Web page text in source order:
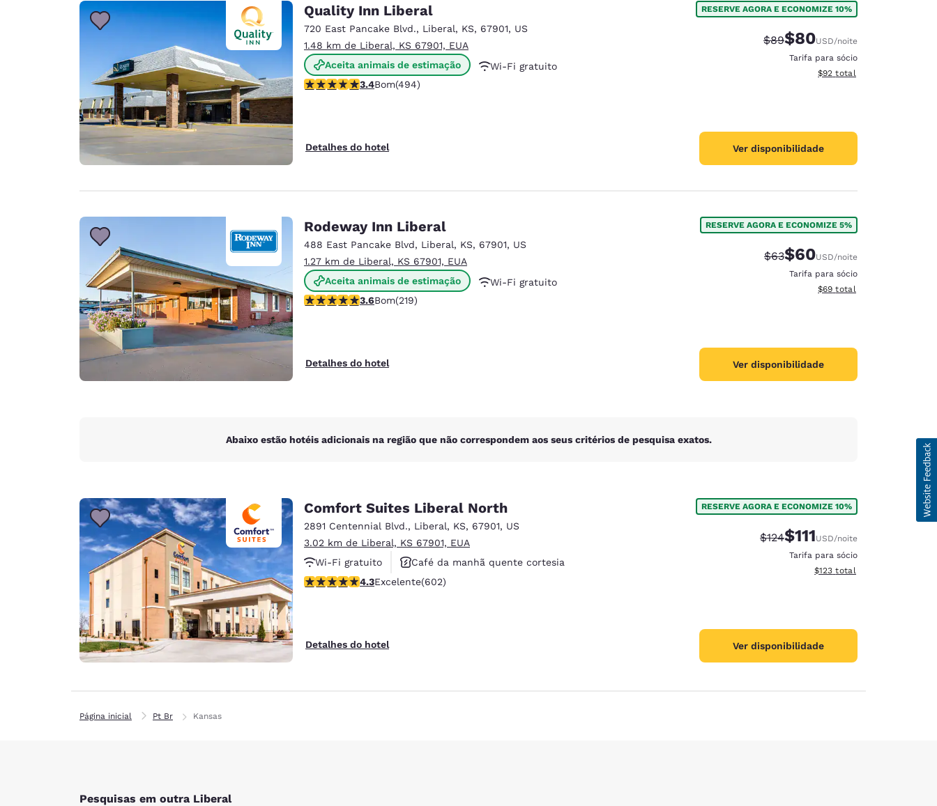
Español
Europa
Deutschland
Deutsch
Germany
Spain
English
Ásia-Pacífico
Australia India
English
Quality Inn Liberal
720 East Pancake Blvd., Liberal, KS, 67901, US
1.48 km de Liberal, KS 67901, EUA
Aceita animais de estimação
Wi-Fi gratuito
Café da manhã quente cortesia
classificação 3.42 estrelas. Bom. 494 avaliações
3.4Bom(494)
Detalhes do hotel
RESERVE AGORA E ECONOMIZE 10%
Tarifa anterior “tachada”:
$89Tarifa com desconto:
$80USD/noite
Tarifa para sócio
Exibir detalhes do total
$92 total
Ver disponibilidade
Rodeway Inn Liberal
488 East Pancake Blvd, Liberal, KS, 67901, US
1.27 km de Liberal, KS 67901, EUA
Aceita animais de estimação
Wi-Fi gratuito
Café da manhã continental cortesia
classificação 3.63 estrelas. Bom. 219 avaliações
3.6Bom(219)
Detalhes do hotel
RESERVE AGORA E ECONOMIZE 5%
Tarifa anterior “tachada”:
$63Tarifa com desconto:
$60USD/noite
Tarifa para sócio
Exibir detalhes do total
$69 total
Ver disponibilidade
Abaixo estão hotéis adicionais na região que não correspondem aos seus critérios de pesquisa exatos.
Comfort Suites Liberal North
2891 Centennial Blvd., Liberal, KS, 67901, US
3.02 km de Liberal, KS 67901, EUA
Wi-Fi gratuito
Café da manhã quente cortesia
Não fumante
classificação 4.34 estrelas. Excelente. 602 avaliações
4.3Excelente(602)
Detalhes do hotel
RESERVE AGORA E ECONOMIZE 10%
Tarifa anterior “tachada”:
$124Tarifa com desconto:
$111USD/noite
Tarifa para sócio
Exibir detalhes do total
$123 total
Ver disponibilidade
Página inicial Pt Br Kansas
Pesquisas em outra Liberal